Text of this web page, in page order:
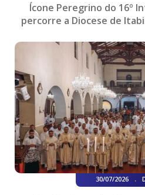
Ícone Peregrino do 16º
percorre a Diocese de
30/07/2026 .